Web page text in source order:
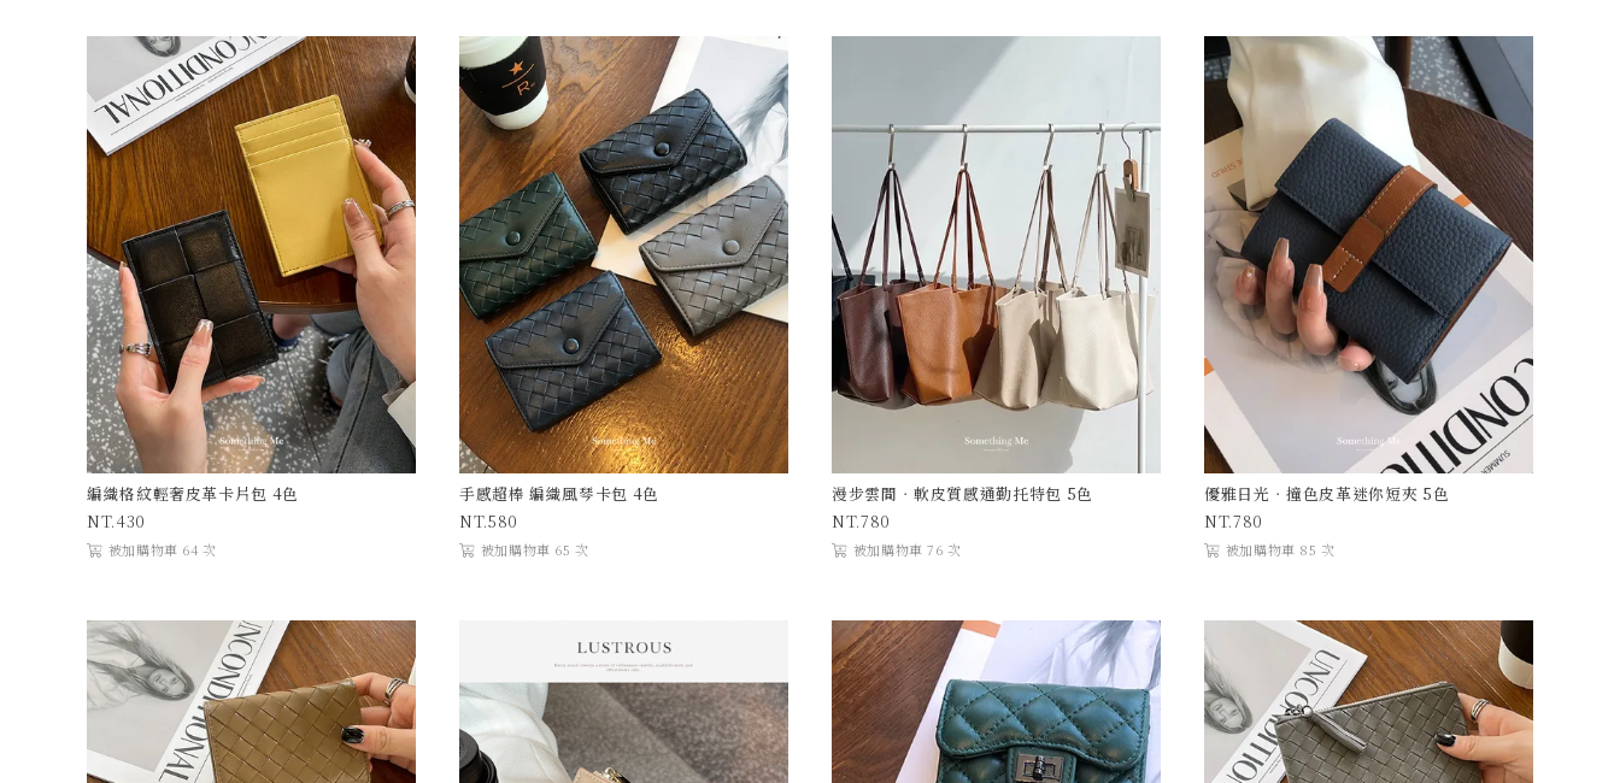
編織格紋輕奢皮革卡片包 4色
430
被加購物車 64 次
手感超棒 編織風琴卡包 4色
580
被加購物車 65 次
漫步雲間．軟皮質感通勤托特包 5色
780
被加購物車 76 次
優雅日光．撞色皮革迷你短夾 5色
780
被加購物車 85 次